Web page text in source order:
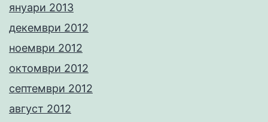
януари 2013
декември 2012
ноември 2012
октомври 2012
септември 2012
август 2012